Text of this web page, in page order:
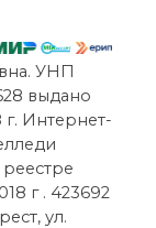
УНП
выдано
Интернет-
г . 423692
ул.